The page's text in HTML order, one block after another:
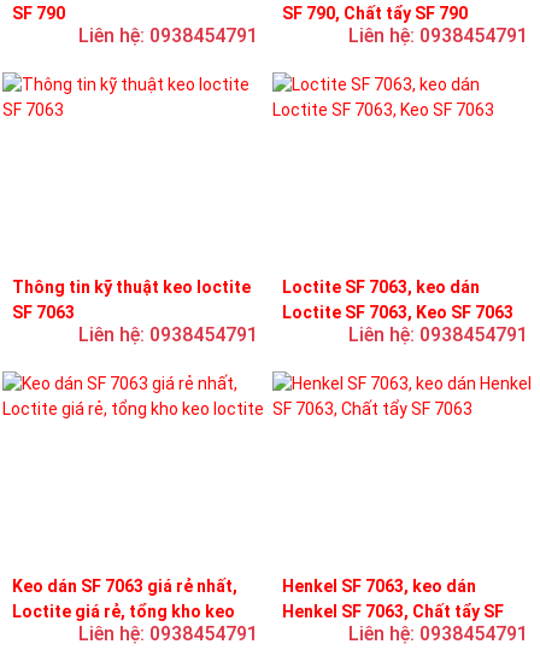
SF 790
Liên hệ: 0938454791
SF 790, Chất tẩy SF 790
Liên hệ: 0938454791
Thông tin kỹ thuật keo loctite
SF 7063
Liên hệ: 0938454791
Loctite SF 7063, keo dán
Loctite SF 7063, Keo SF 7063
Liên hệ: 0938454791
Keo dán SF 7063 giá rẻ nhất,
Loctite giá rẻ, tổng kho keo
Liên hệ: 0938454791
Henkel SF 7063, keo dán
Henkel SF 7063, Chất tẩy SF
Liên hệ: 0938454791